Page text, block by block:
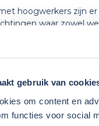
gebruik van
om content en
functies voor social
hoogwerkers zijn er
waar zowel
aan moeten houden
Deze
te voorkomen